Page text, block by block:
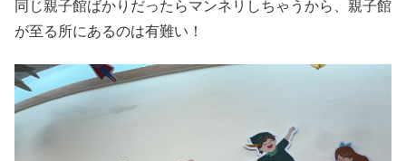
同じ親子館ばかりだったらマンネリしちゃうから、親子館
が至る所にあるのは有難い！